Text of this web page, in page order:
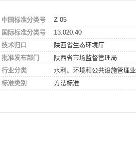
中国标准分类号
Z 05
国际标准分类号
13.020.40
技术归口
陕西省生态环境厅
批准发布部门
陕西省市场监督管理局
行业分类
水利、环境和公共设施管理业
标准类别
方法标准